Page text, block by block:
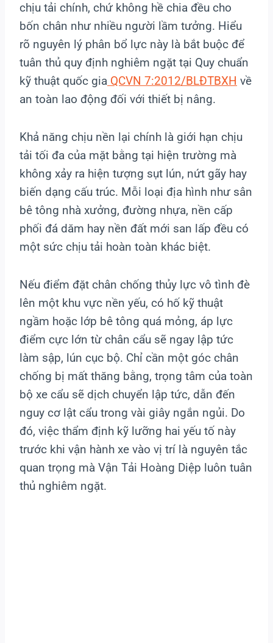
chịu tải chính, chứ không hề chia đều cho
bốn chân như nhiều người lầm tưởng. Hiểu
rõ nguyên lý phân bổ lực này là bắt buộc để
tuân thủ quy định nghiêm ngặt tại Quy chuẩn
kỹ thuật quốc gia QCVN 7:2012/BLĐTBXH về
an toàn lao động đối với thiết bị nâng.
Khả năng chịu nền lại chính là giới hạn chịu
tải tối đa của mặt bằng tại hiện trường mà
không xảy ra hiện tượng sụt lún, nứt gãy hay
biến dạng cấu trúc. Mỗi loại địa hình như sân
bê tông nhà xưởng, đường nhựa, nền cấp
phối đá dăm hay nền đất mới san lấp đều có
một sức chịu tải hoàn toàn khác biệt.
Nếu điểm đặt chân chống thủy lực vô tình đè
lên một khu vực nền yếu, có hố kỹ thuật
ngầm hoặc lớp bê tông quá mỏng, áp lực
điểm cực lớn từ chân cẩu sẽ ngay lập tức
làm sập, lún cục bộ. Chỉ cần một góc chân
chống bị mất thăng bằng, trọng tâm của toàn
bộ xe cẩu sẽ dịch chuyển lập tức, dẫn đến
nguy cơ lật cẩu trong vài giây ngắn ngủi. Do
đó, việc thẩm định kỹ lưỡng hai yếu tố này
trước khi vận hành xe vào vị trí là nguyên tắc
quan trọng mà Vận Tải Hoàng Diệp luôn tuân
thủ nghiêm ngặt.